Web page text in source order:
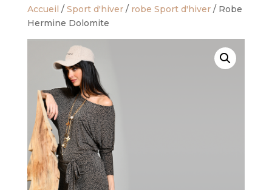
Accueil / Sport d'hiver/ robe Sport d'hiver/ Robe
Hermine Dolomite